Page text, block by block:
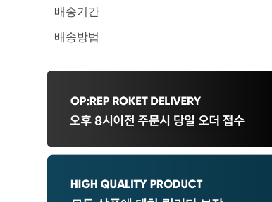
배송기간
배송방법